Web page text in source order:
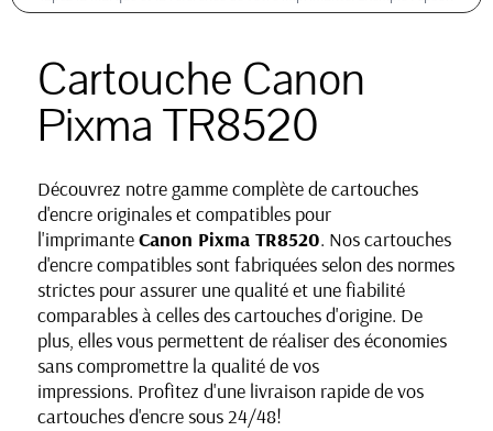
Cartouche Canon
Pixma TR8520
Découvrez notre gamme complète de cartouches
d'encre originales et compatibles pour
l'imprimanteCanon Pixma TR8520. Nos cartouches
d'encre compatibles sont fabriquées selon des normes
strictes pour assurer une qualité et une fiabilité
comparables à celles des cartouches d'origine. De
plus, elles vous permettent de réaliser des économies
sans compromettre la qualité de vos
impressions. Profitez d'une livraison rapide de vos
cartouches d'encre sous 24/48!